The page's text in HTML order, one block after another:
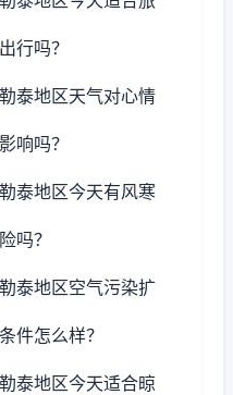
行吗？
泰地区天气对心情
响吗？
泰地区今天有风寒
吗？
泰地区空气污染扩
件怎么样？
泰地区今天适合晾